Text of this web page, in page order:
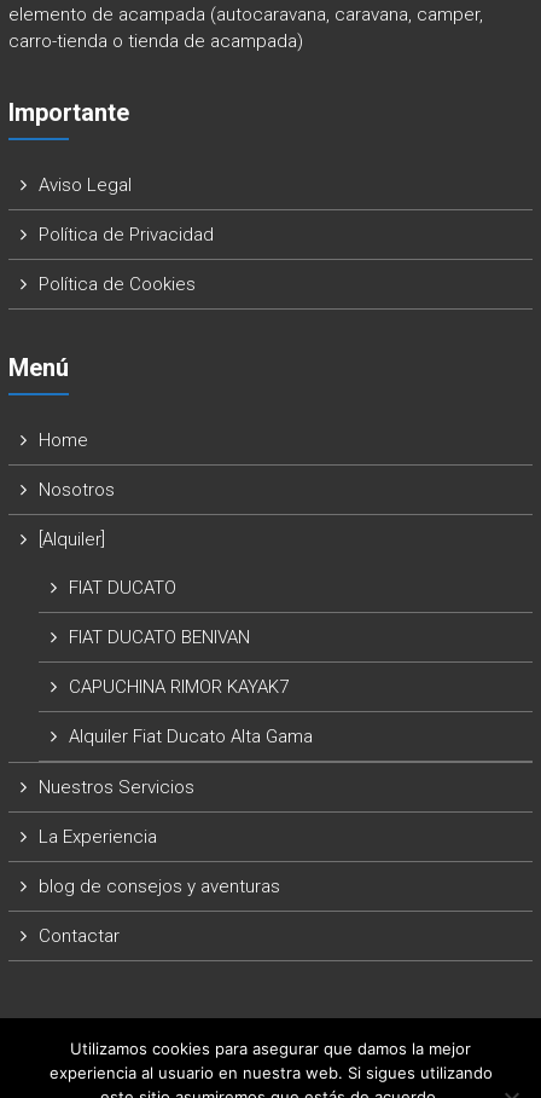
elemento de acampada (autocaravana, caravana, camper,
carro-tienda o tienda de acampada)
Importante
Aviso Legal
Política de Privacidad
Política de Cookies
Menú
Home
Nosotros
[Alquiler]
FIAT DUCATO
FIAT DUCATO BENIVAN
CAPUCHINA RIMOR KAYAK7
Alquiler Fiat Ducato Alta Gama
Nuestros Servicios
La Experiencia
blog de consejos y aventuras
Contactar
Utilizamos cookies para asegurar que damos la mejor
experiencia al usuario en nuestra web. Si sigues utilizando